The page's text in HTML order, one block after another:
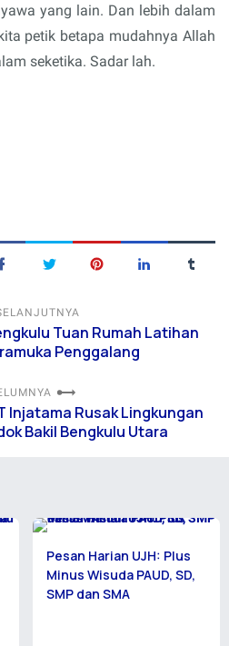
yang lain. Dan lebih dalam
petik betapa mudahnya Allah
seketika. Sadar lah.
Tuan Rumah Latihan
Penggalang
Injatama Rusak Lingkungan
Bakil Bengkulu Utara
Pesan Harian UJH: Plus
Minus Wisuda PAUD, SD,
SMP dan SMA